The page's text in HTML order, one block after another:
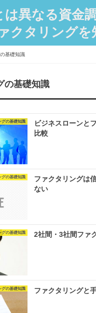
は異なる資金
クタリングを
基礎知識
の基礎知識
グの基礎知識
ビジネスローンと
比較
グの基礎知識
ファクタリングは
ない
グの基礎知識 2社間・3社間ファ
グの基礎知識 ファクタリングと